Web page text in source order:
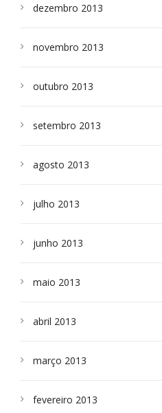
dezembro 2013
novembro 2013
outubro 2013
setembro 2013
agosto 2013
julho 2013
junho 2013
maio 2013
abril 2013
março 2013
fevereiro 2013